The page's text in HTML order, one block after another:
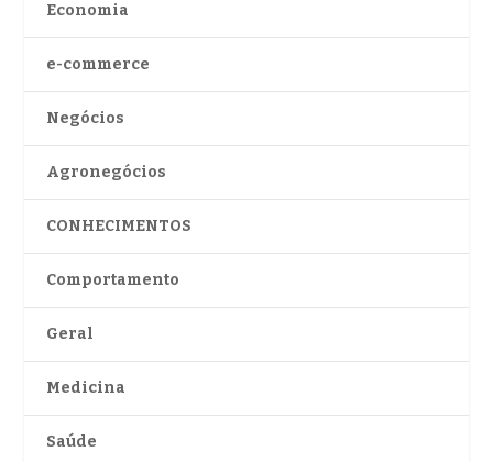
Economia
e-commerce
Negócios
Agronegócios
CONHECIMENTOS
Comportamento
Geral
Medicina
Saúde